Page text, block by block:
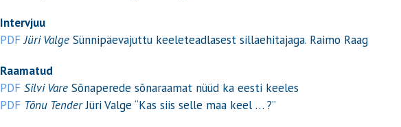
Intervjuu
PDF Jüri Valge Sünnipäevajuttu keeleteadlasest sillaehitajaga. Raimo Raag
Raamatud
PDF Silvi Vare Sõnaperede sõnaraamat nüüd ka eesti keeles
PDF Tõnu TenderJüri Valge “Kas siis selle maa keel … ?”